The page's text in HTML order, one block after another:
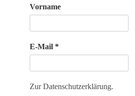
Vorname
E-Mail *
Zur Datenschutzerklärung.